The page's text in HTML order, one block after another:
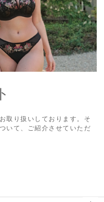
取り扱いしております。そ
いて、ご紹介させていただ